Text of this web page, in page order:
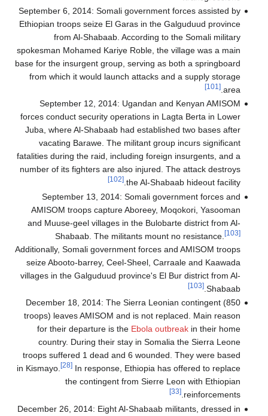
September 6, 2014: Somali government forces assisted by
Ethiopian troops seize El Garas in the Galguduud province
from Al-Shabaab. According to the Somali military
spokesman Mohamed Kariye Roble, the village was a main
base for the insurgent group, serving as both a springboard
from which it would launch attacks and a supply storage
area.
[101]
September 12, 2014: Ugandan and Kenyan AMISOM
forces conduct security operations in Lagta Berta in Lower
Juba, where Al-Shabaab had established two bases after
vacating Barawe. The militant group incurs significant
fatalities during the raid, including foreign insurgents, and a
number of its fighters are also injured. The attack destroys
the Al-Shabaab hideout facility.
[102]
September 13, 2014: Somali government forces and
AMISOM troops capture Aboreey, Moqokori, Yasooman
and Muuse-geel villages in the Bulobarte district from Al-
Shabaab. The militants mount no resistance.
[103]
Additionally, Somali government forces and AMISOM troops
seize Abooto-barrey, Ceel-Sheel, Carraale and Kaawada
villages in the Galguduud province's El Bur district from Al-
Shabaab.
[103]
December 18, 2014: The Sierra Leonian contingent (850
troops) leaves AMISOM and is not replaced. Main reason
for their departure is the Ebola outbreakin their home
country. During their stay in Somalia the Sierra Leone
troops suffered 1 dead and 6 wounded. They were based
in Kismayo.
[28]In response, Ethiopia has offered to replace
the contingent from Sierre Leon with Ethiopian
reinforcements.
[33]
December 26, 2014: Eight Al-Shabaab militants, dressed in